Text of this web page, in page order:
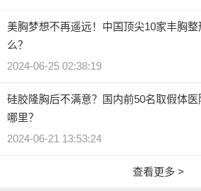
美胸梦想不再遥远！中国顶尖10家丰胸
么？
2024-06-25 02:38:19
硅胶隆胸后不满意？国内前50名取假体
哪里？
2024-06-21 13:53:24
查看更多 >